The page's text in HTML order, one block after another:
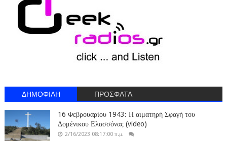
ΔΗΜΟΦΙΛΗ ΠΡΟΣΦΑΤΑ
16 Φεβρουαρίου 1943: Η αιματηρή Σφαγή του
Δομένικου Ελασσόνας (video)
2/16/2023 08:17:00 π.μ.